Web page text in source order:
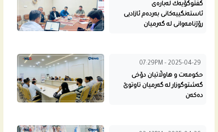
گفتوگۆیه‌ك له‌باره‌ى
ئاسته‌نگییه‌كانى به‌رده‌م ئازادیی
رۆژنامه‌وانى له‌ گه‌رمیان
07:29PM - 2025-04-29
حكومه‌ت و هاوڵاتیان دۆخی
گه‌شتوگوزار له‌ گه‌رمیان تاوتوێ
ده‌كه‌ن